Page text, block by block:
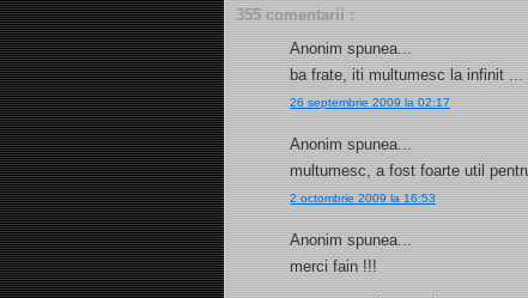
355 comentarii :
Anonim spunea...
ba frate, iti multumesc la infinit
26 septembrie 2009 la 02:17
Anonim spunea...
multumesc, a fost foarte util
2 octombrie 2009 la 16:53
Anonim spunea...
merci fain !!!